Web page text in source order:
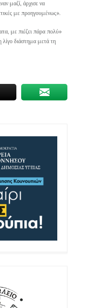
μαζί, άρχισε να
με προηγουμένως».
με πιέζει πάρα πολύ»
λίγο διάστημα μετά τη